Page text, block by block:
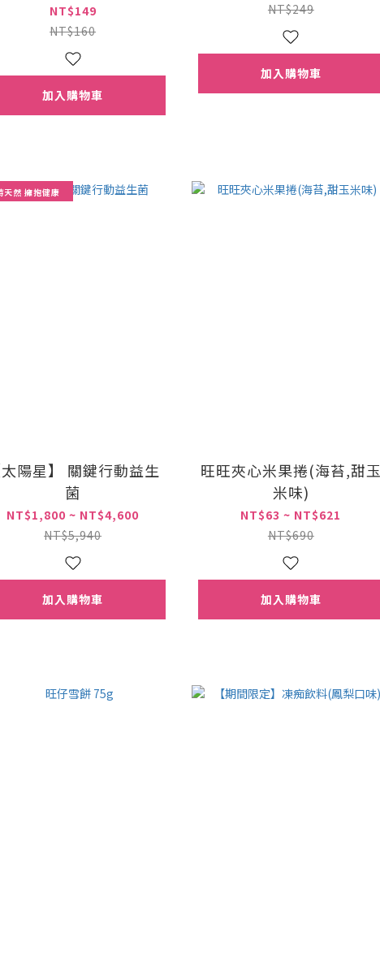
NT$149
NT$160
加入購物車
NT$249
加入購物車
天然 擁抱健康
陽星】 關鍵行動益生
菌
NT$1,800 ~ NT$4,600
NT$5,940
加入購物車
旺旺夾心米果捲(海苔,甜玉
米味)
NT$63 ~ NT$621
NT$690
加入購物車